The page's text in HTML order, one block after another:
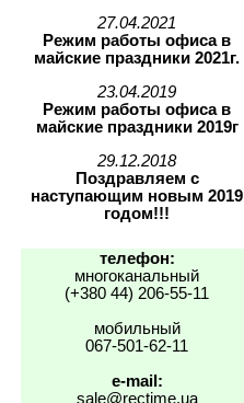
27.04.2021
Режим работы офиса в
майские праздники 2021г.
23.04.2019
Режим работы офиса в
майские праздники 2019г
29.12.2018
Поздравляем с
наступающим новым 2019
годом!!!
телефон:
многоканальный
(+380 44) 206-55-11
мобильный
067-501-62-11
e-mail:
sale@rectime.ua